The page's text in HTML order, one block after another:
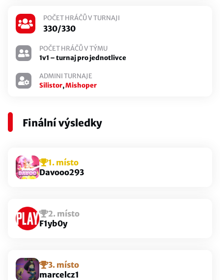
POČET HRÁČŮ V TURNAJI
330/330
POČET HRÁČŮ V TÝMU
1v1 – turnaj pro jednotlivce
ADMINI TURNAJE
Silistor,Mishoper
Finální výsledky
1. místo
Davooo293
2. místo
F1yb0y
3. místo
marcelcz1